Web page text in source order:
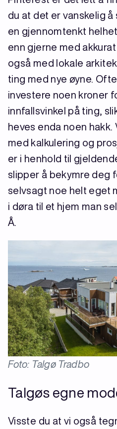
du at det er vanskelig
en gjennomtenkt
enn gjerne med
også med lokale
ting med nye øyne.
investere noen kroner
innfallsvinkel på ting,
heves enda noen hakk.
med kalkulering og
er i henhold til
slipper å bekymre deg
selvsagt noe helt eget
i døra til et hjem man
Å.
Foto: Talgø Tradbo
Talgøs egne
Visste du at vi også